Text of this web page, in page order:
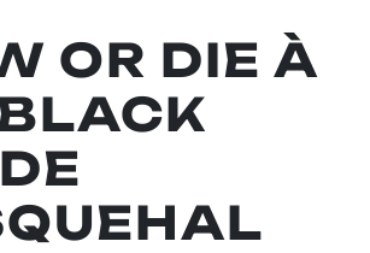
OR DIE À